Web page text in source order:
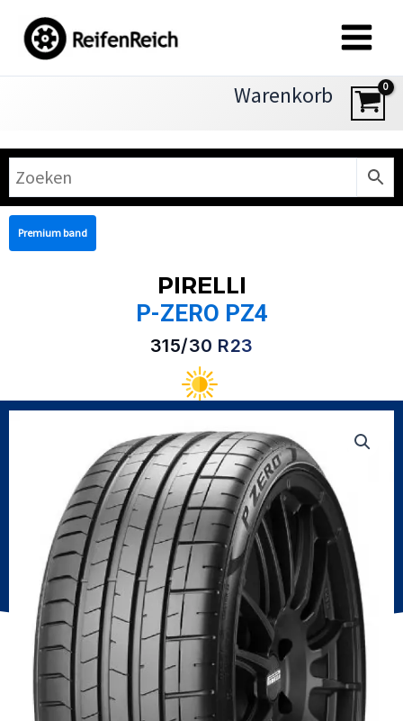
Inhalt
springen
Warenkorb
Premium band
PIRELLI
P-ZERO PZ4
315/30 R23